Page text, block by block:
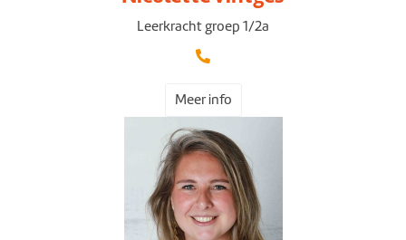
Leerkracht groep 1/2a
Meer info